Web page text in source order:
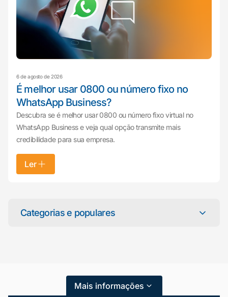
6 de agosto de 2026
É melhor usar 0800 ou número fixo no
WhatsApp Business?
Descubra se é melhor usar 0800 ou número fixo virtual no
WhatsApp Business e veja qual opção transmite mais
credibilidade para sua empresa.
Ler
Categorias e populares
Atendimento ao Cliente
Blog
Mais informações
online agora